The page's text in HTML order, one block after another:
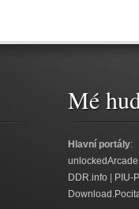
Mé
Hlavní portály:
DDR.info
PIU-